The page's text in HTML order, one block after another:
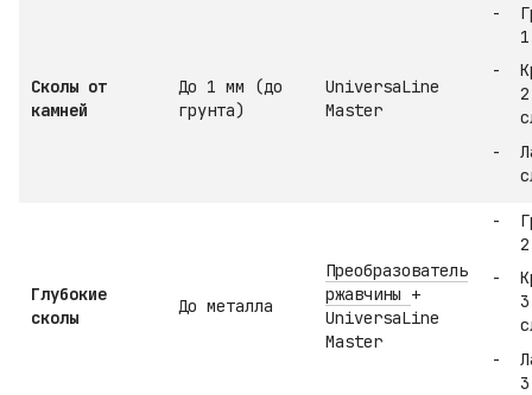
Сколы от
камней
До 1 мм (до
грунта)
UniversaLine
Master
Глубокие
сколы
До металла
Преобразователь
ржавчины +
UniversaLine
Master